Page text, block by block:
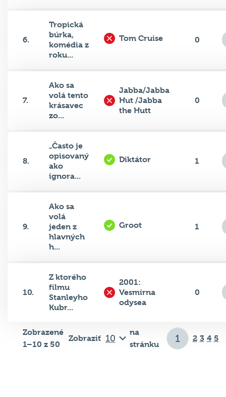
6.
Tropická
búrka,
komédia z
roku...
Tom Cruise 0
7.
Ako sa
volá tento
krásavec
zo...
Jabba/Jabba
Hut /Jabba
the Hutt
0
8.
„Často je
opisovaný
ako
ignora...
Diktátor 1
9.
Ako sa
volá
jeden z
hlavných
h...
Groot 1
10.
Z ktorého
filmu
Stanleyho
Kubr...
2001:
Vesmírna
odysea
0
Zobrazené
1–10 z 50
Zobraziť
na
stránku
2 3 4 5